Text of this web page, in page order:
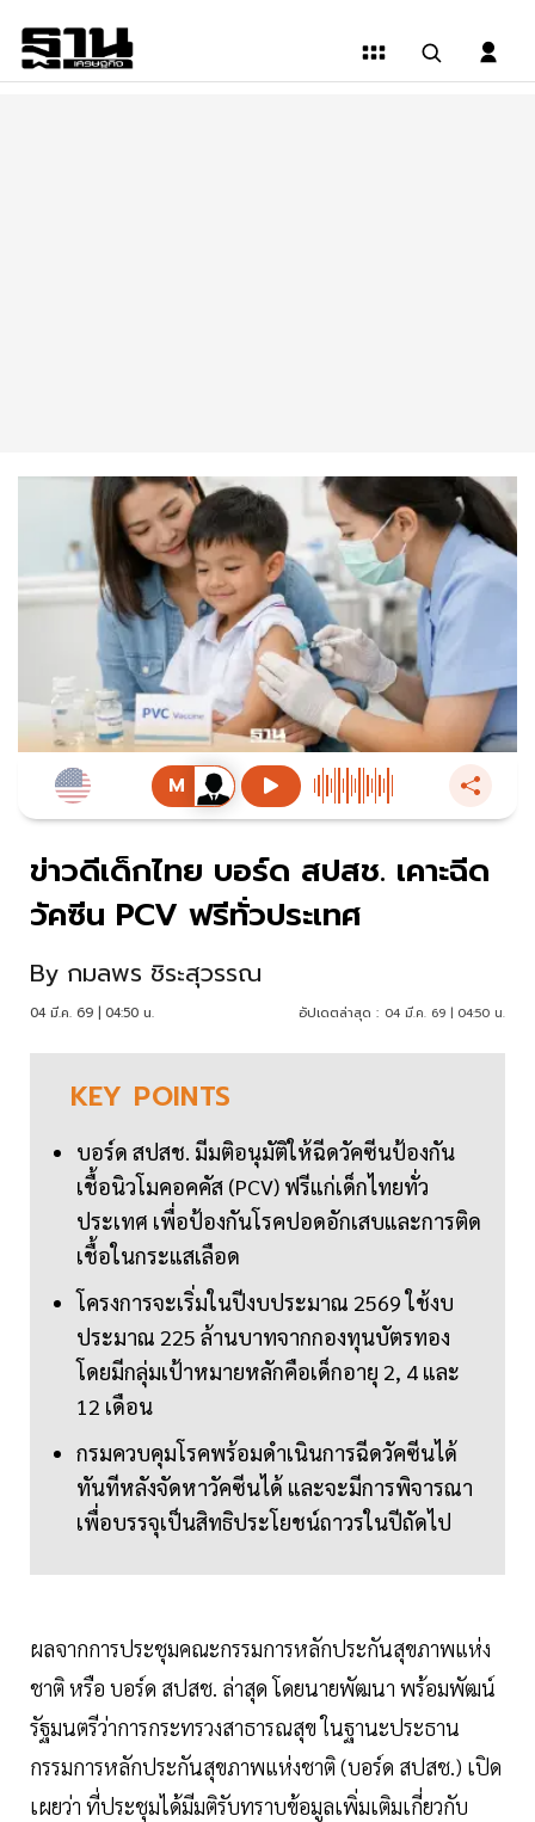
ข่าวดีเด็กไทย บอร์ด สปสช. เคาะฉีด
วัคซีน PCV ฟรีทั่วประเทศ
By กมลพร ชิระสุวรรณ
04 มี.ค. 69 | 04:50 น. อัปเดตล่าสุด : 04 มี.ค. 69 | 04:50 น.
KEY POINTS
บอร์ด สปสช. มีมติอนุมัติให้ฉีดวัคซีนป้องกัน
เชื้อนิวโมคอคคัส (PCV) ฟรีแก่เด็กไทยทั่ว
ประเทศ เพื่อป้องกันโรคปอดอักเสบและการติด
เชื้อในกระแสเลือด
โครงการจะเริ่มในปีงบประมาณ 2569 ใช้งบ
ประมาณ 225 ล้านบาทจากกองทุนบัตรทอง
โดยมีกลุ่มเป้าหมายหลักคือเด็กอายุ 2, 4 และ
12 เดือน
กรมควบคุมโรคพร้อมดำเนินการฉีดวัคซีนได้
ทันทีหลังจัดหาวัคซีนได้ และจะมีการพิจารณา
เพื่อบรรจุเป็นสิทธิประโยชน์ถาวรในปีถัดไป
ผลจากการประชุมคณะกรรมการหลักประกันสุขภาพแห่ง
ชาติ หรือ บอร์ด สปสช. ล่าสุด โดยนายพัฒนา พร้อมพัฒน์
รัฐมนตรีว่าการกระทรวงสาธารณสุข ในฐานะประธาน
กรรมการหลักประกันสุขภาพแห่งชาติ (บอร์ด สปสช.) เปิด
เผยว่า ที่ประชุมได้มีมติรับทราบข้อมูลเพิ่มเติมเกี่ยวกับ